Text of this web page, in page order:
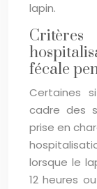
lapin.
fécale
Certaines
cadre des
prise en
lorsque le
12 heures